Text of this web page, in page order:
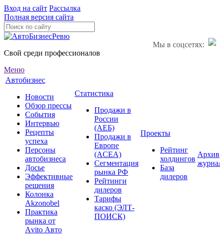
Вход на сайт Рассылка
Полная версия сайта
Мы в соцсетях:
Свой среди профессионалов
Меню
Автобизнес
Новости
Обзор прессы
События
Интервью
Рецепты
успеха
Персоны
автобизнеса
Досье
Эффективные
решения
Колонка
Akzonobel
Практика
рынка от
Аvito Авто
Статистика
Продажи в
России
(АЕБ)
Продажи в
Европе
(ACEA)
Сегментация
рынка РФ
Рейтинги
дилеров
Тарифы
каско (ЭЛТ-
ПОИСК)
Проекты
Рейтинг
холдингов
База
дилеров
Архив